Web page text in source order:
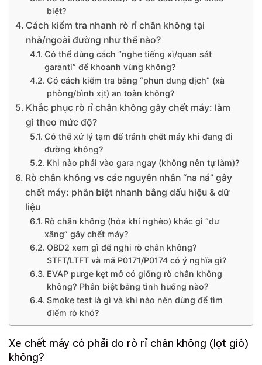
biệt?
Cách kiểm tra nhanh rò rỉ chân không tại
nhà/ngoài đường như thế nào?
Có thể dùng cách “nghe tiếng xì/quan sát
garanti” để khoanh vùng không?
Có cách kiểm tra bằng “phun dung dịch” (xà
phòng/bình xịt) an toàn không?
Khắc phục rò rỉ chân không gây chết máy: làm
gì theo mức độ?
Có thể xử lý tạm để tránh chết máy khi đang đi
đường không?
Khi nào phải vào gara ngay (không nên tự làm)?
Rò chân không vs các nguyên nhân “na ná” gây
chết máy: phân biệt nhanh bằng dấu hiệu & dữ
liệu
Rò chân không (hòa khí nghèo) khác gì “dư
xăng” gây chết máy?
OBD2 xem gì để nghi rò chân không?
STFT/LTFT và mã P0171/P0174 có ý nghĩa gì?
EVAP purge kẹt mở có giống rò chân không
không? Phân biệt bằng tình huống nào?
Smoke test là gì và khi nào nên dùng để tìm
điểm rò khó?
Xe chết máy có phải do rò rỉ chân không (lọt gió)
không?